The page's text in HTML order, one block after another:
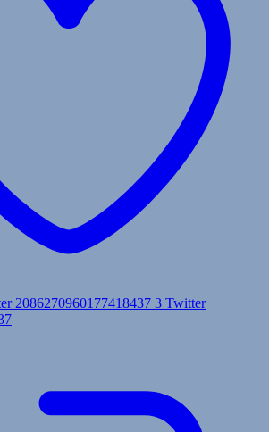
2086270960177418437 3 Twitter